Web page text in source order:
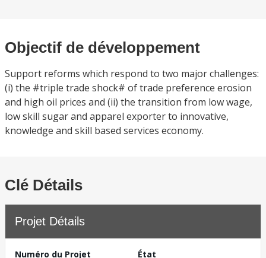
Objectif de développement
Support reforms which respond to two major challenges:
(i) the #triple trade shock# of trade preference erosion
and high oil prices and (ii) the transition from low wage,
low skill sugar and apparel exporter to innovative,
knowledge and skill based services economy.
Clé Détails
Projet Détails
Numéro du Projet
État